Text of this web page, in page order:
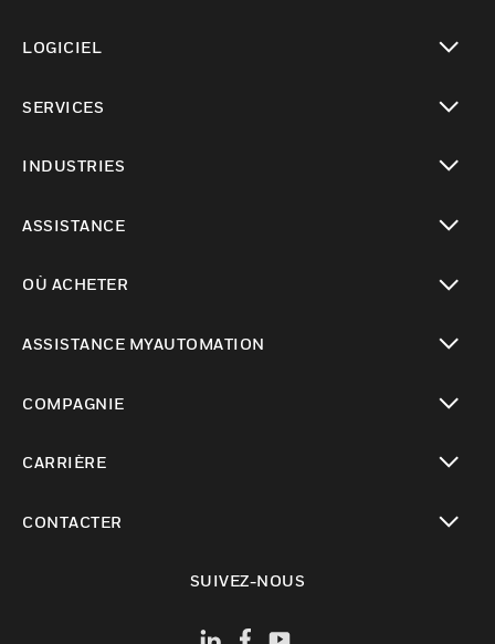
LOGICIEL
SERVICES
INDUSTRIES
ASSISTANCE
OÙ ACHETER
ASSISTANCE MYAUTOMATION
COMPAGNIE
CARRIÈRE
CONTACTER
SUIVEZ-NOUS